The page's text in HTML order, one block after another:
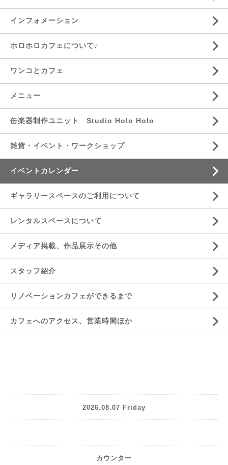
インフォメーション
ホロホロカフェについて♪
ワンコとカフェ
メニュー
缶楽器制作ユニット Studio Holo Holo
雑貨・イベント・ワークショップ
イベントカレンダー
ギャラリースペースのご利用について
レンタルスペースについて
メディア掲載、作品展示その他
スタッフ紹介
リノベーションカフェができるまで
カフェへのアクセス、営業時間ほか
2026.08.07 Friday
カウンター